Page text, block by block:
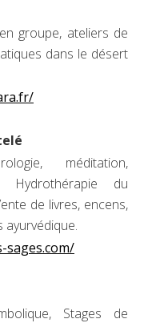
groupe, ateliers de
dans le désert
méditation,
du
de livres, encens,
sages.com/
Stages de